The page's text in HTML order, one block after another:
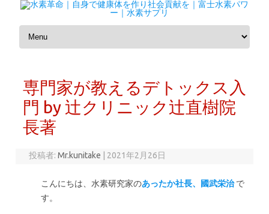
コンテンツへスキップ
専門家が教えるデトックス入
門 by 辻クリニック辻直樹院
長著
投稿者:Mr.kunitake 2021年2月26日
こんにちは、水素研究家のあったか社長、國武栄治で
す。